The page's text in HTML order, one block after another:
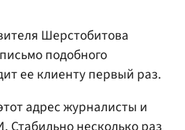
Шерстобитова
подобного
ее клиенту первый раз.
адрес журналисты и